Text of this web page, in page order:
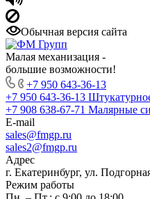
Обычная версия сайта
Малая механизация -
большие возможности!
+7 950 643-36-13
+7 950 643-36-13
+7 908 638-67-71 Малярные
E-mail
sales@fmgp.ru
sales2@fmgp.ru
Адрес
г. Екатеринбург, ул.
Режим работы